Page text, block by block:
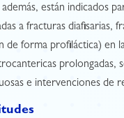
están indicados
a fracturas diafisarias,
de forma profiláctica) en
prolongadas,
e intervenciones de